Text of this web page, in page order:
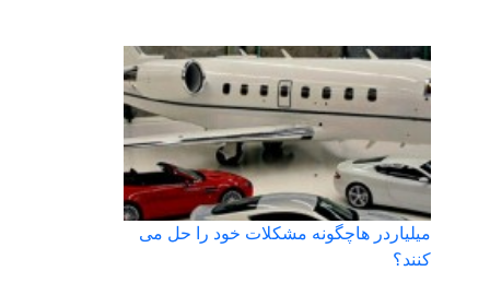
میلیاردر هاچگونه مشکلات خود را حل می
کنند؟